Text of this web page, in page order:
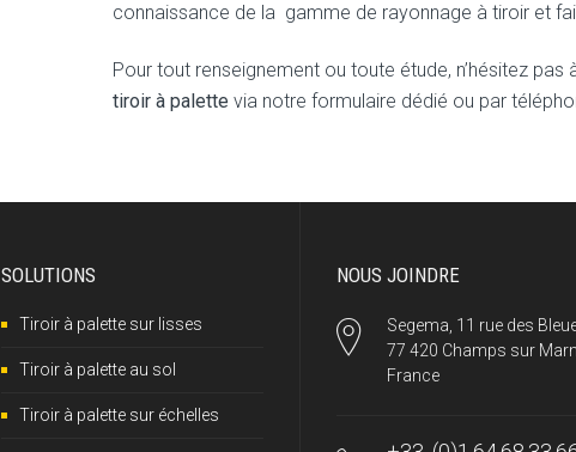
connaissance de la gamme de rayonnage à tiroir et
Pour tout renseignement ou toute étude, n’hésitez pas
tiroir à palette via notre formulaire dédié ou par
SOLUTIONS
Tiroir à palette sur lisses
Tiroir à palette au sol
Tiroir à palette sur échelles
NOUS JOINDRE
Segema, 11 rue des
77 420 Champs sur
France